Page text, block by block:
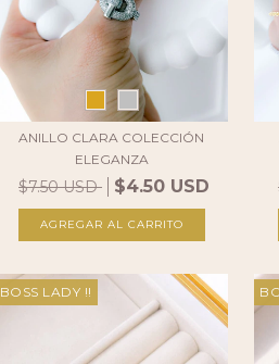
ANILLO CLARA COLECCIÓN
ELEGANZA
$7.50 USD $4.50 USD
AGREGAR AL CARRITO
BOSS LADY !!